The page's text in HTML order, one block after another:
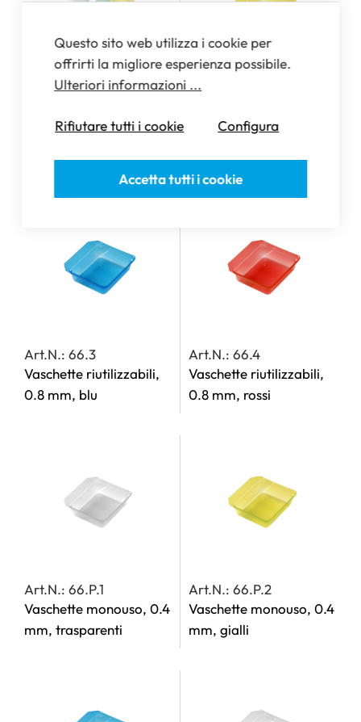
Vaschette, per
143 e 163
Vaschette riutilizzabili,
0.8 mm, gialli
Art.N.: 66.3
Vaschette riutilizzabili,
0.8 mm, blu
Art.N.: 66.4
Vaschette riutilizzabili,
0.8 mm, rossi
Art.N.: 66.P.1
Vaschette monouso, 0.4
mm, trasparenti
Art.N.: 66.P.2
Vaschette monouso, 0.4
mm, gialli
Questo sito web utilizza i cookie per
offrirti la migliore esperienza possibile.
Ulteriori informazioni ...
Rifiutare tutti i cookie Configura
Accetta tutti i cookie